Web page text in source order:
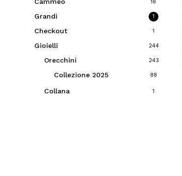
18
Grandi 1
Checkout 1
Gioielli 244
Orecchini 243
Collezione 2025 88
Collana 1